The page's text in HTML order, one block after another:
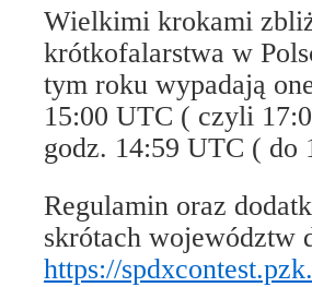
Wielkimi krokami
krótkofalarstwa w
tym roku wypadają
15:00 UTC ( czyli
godz. 14:59 UTC ( do
Regulamin oraz
skrótach województw
https://